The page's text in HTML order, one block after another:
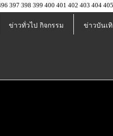
397 398 399 400 401 402 403 404
ข่าวทั่วไป กิจกรรม ข่าวบันเ